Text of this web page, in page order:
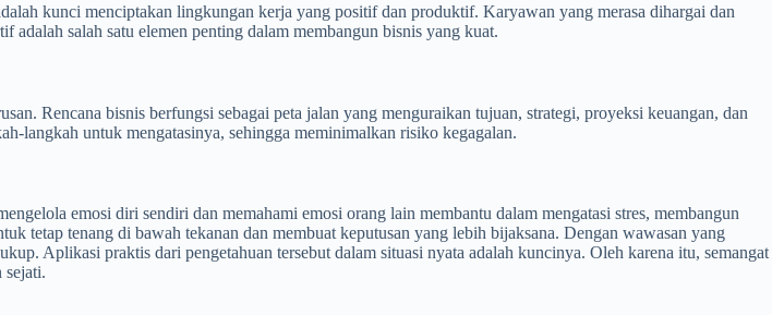
kunci menciptakan lingkungan kerja yang positif dan produktif. Karyawan yang merasa dihargai dan
salah satu elemen penting dalam membangun bisnis yang kuat.
Rencana bisnis berfungsi sebagai peta jalan yang menguraikan tujuan, strategi, proyeksi keuangan, dan
langkah untuk mengatasinya, sehingga meminimalkan risiko kegagalan.
emosi diri sendiri dan memahami emosi orang lain membantu dalam mengatasi stres, membangun
tetap tenang di bawah tekanan dan membuat keputusan yang lebih bijaksana. Dengan wawasan yang
Aplikasi praktis dari pengetahuan tersebut dalam situasi nyata adalah kuncinya. Oleh karena itu, semangat
sejati.